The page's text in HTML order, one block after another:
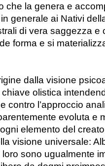
che la genera e
generale ai Nativi
di vera saggezza e
forma e si
dalla visione
olistica
contro l’approccio
evoluta e
elemento del
visione universale:
sono ugualmente